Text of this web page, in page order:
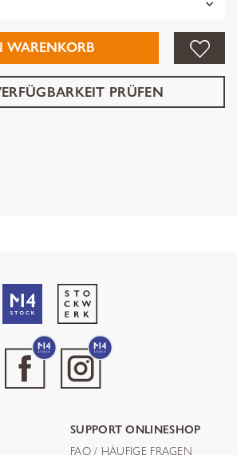
WARENKORB
PRÜFEN
SUPPORT ONLINESHOP
FAQ / HÄUFIGE FRAGEN